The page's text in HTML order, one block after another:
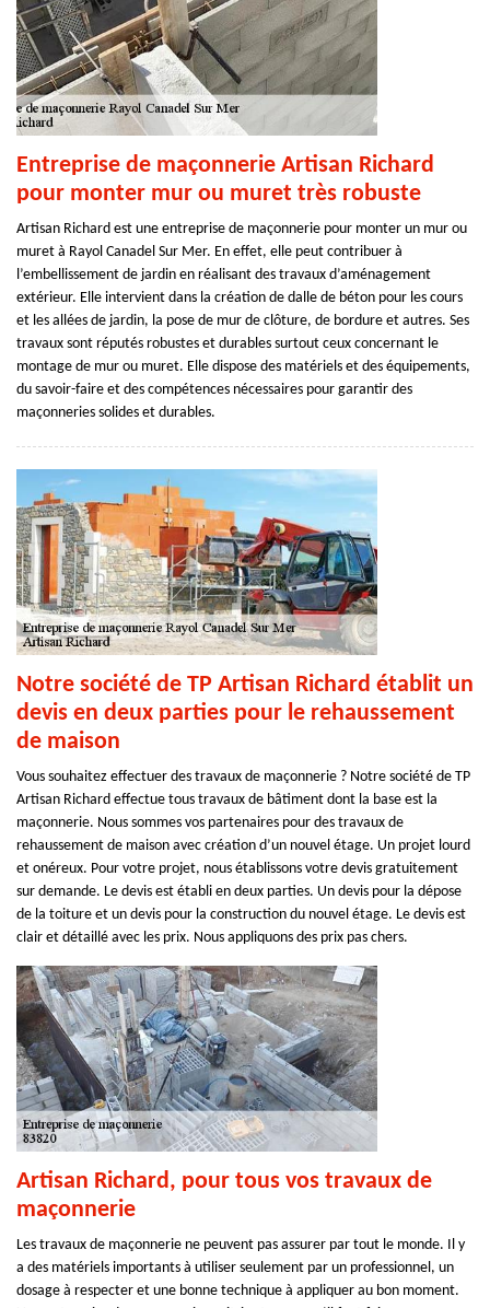
Entreprise de maçonnerie Artisan Richard
pour monter mur ou muret très robuste
Artisan Richard est une entreprise de maçonnerie pour monter un mur ou
muret à Rayol Canadel Sur Mer. En effet, elle peut contribuer à
l’embellissement de jardin en réalisant des travaux d’aménagement
extérieur. Elle intervient dans la création de dalle de béton pour les cours
et les allées de jardin, la pose de mur de clôture, de bordure et autres. Ses
travaux sont réputés robustes et durables surtout ceux concernant le
montage de mur ou muret. Elle dispose des matériels et des équipements,
du savoir-faire et des compétences nécessaires pour garantir des
maçonneries solides et durables.
Notre société de TP Artisan Richard établit un
devis en deux parties pour le rehaussement
de maison
Vous souhaitez effectuer des travaux de maçonnerie ? Notre société de TP
Artisan Richard effectue tous travaux de bâtiment dont la base est la
maçonnerie. Nous sommes vos partenaires pour des travaux de
rehaussement de maison avec création d’un nouvel étage. Un projet lourd
et onéreux. Pour votre projet, nous établissons votre devis gratuitement
sur demande. Le devis est établi en deux parties. Un devis pour la dépose
de la toiture et un devis pour la construction du nouvel étage. Le devis est
clair et détaillé avec les prix. Nous appliquons des prix pas chers.
Artisan Richard, pour tous vos travaux de
maçonnerie
Les travaux de maçonnerie ne peuvent pas assurer par tout le monde. Il y
a des matériels importants à utiliser seulement par un professionnel, un
dosage à respecter et une bonne technique à appliquer au bon moment.